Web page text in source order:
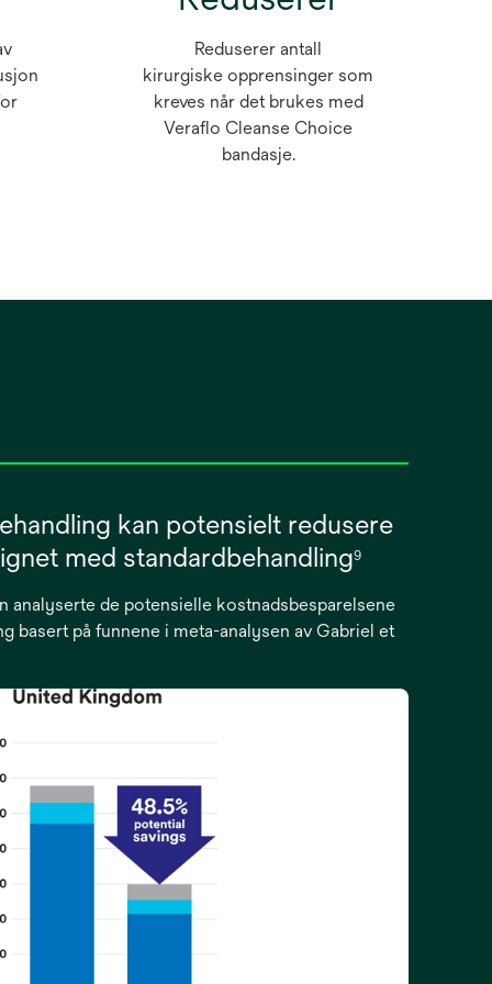
Reduserer antall
kirurgiske opprensinger som
kreves når det brukes med
Veraflo Cleanse Choice
bandasje.
kan potensielt redusere
med standardbehandling9
analyserte de potensielle kostnadsbesparelsene
basert på funnene i meta-analysen av Gabriel et